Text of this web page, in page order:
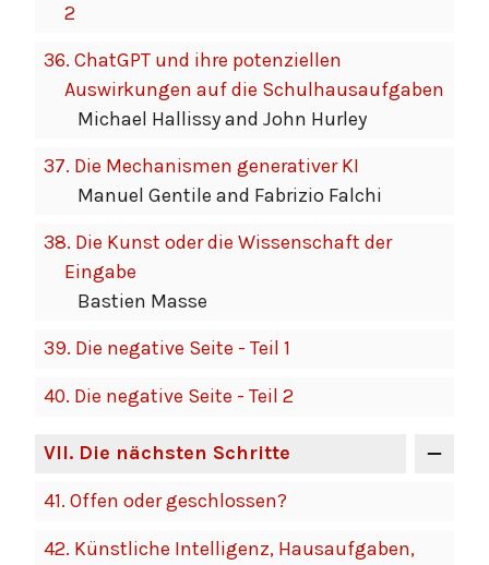
2
36. ChatGPT und ihre potenziellen
Auswirkungen auf die Schulhausaufgaben
Michael Hallissy and John Hurley
37. Die Mechanismen generativer KI
Manuel Gentile and Fabrizio Falchi
38. Die Kunst oder die Wissenschaft der
Eingabe
Bastien Masse
39. Die negative Seite - Teil 1
40. Die negative Seite - Teil 2
VII. Die nächsten Schritte
41. Offen oder geschlossen?
42. Künstliche Intelligenz, Hausaufgaben,